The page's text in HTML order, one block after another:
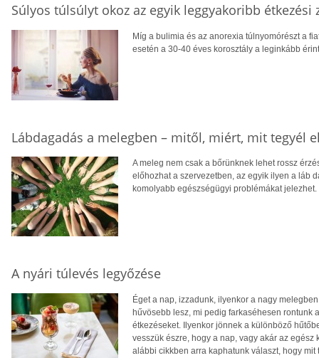
Súlyos túlsúlyt okoz az egyik leggyakoribb étkezési
Míg a bulimia és az anorexia túlnyomórészt a
esetén a 30-40 éves korosztály a leginkább
Lábdagadás a melegben – mitől, miért, mit tegyél
A meleg nem csak a bőrünknek lehet rossz
előhozhat a szervezetben, az egyik ilyen a láb
komolyabb egészségügyi problémákat jelezhet.
A nyári túlevés legyőzése
Éget a nap, izzadunk, ilyenkor a nagy
hűvösebb lesz, mi pedig farkaséhesen rontunk
étkezéseket. Ilyenkor jönnek a különböző
vesszük észre, hogy a nap, vagy akár az
alábbi cikkben arra kaphatunk választ, hogy